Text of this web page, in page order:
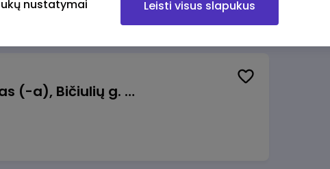
Kasininkas (-ė) - pardavėjas (-a), Bičiulių g. 36, Bukiškis, Vilnius
nustatymai Leisti visus slapukus